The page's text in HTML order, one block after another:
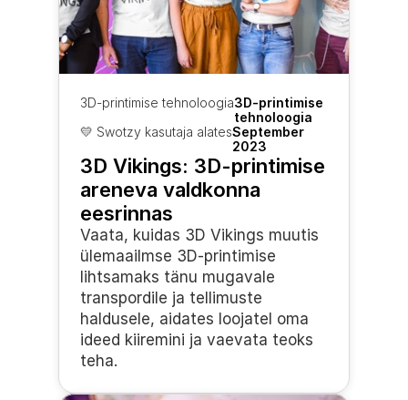
3D-printimise tehnoloogia3D-printimise
tehnoloogia
💛 Swotzy kasutaja alatesSeptember
2023
3D Vikings: 3D-printimise
areneva valdkonna
eesrinnas
Vaata, kuidas 3D Vikings muutis
ülemaailmse 3D-printimise
lihtsamaks tänu mugavale
transpordile ja tellimuste
haldusele, aidates loojatel oma
ideed kiiremini ja vaevata teoks
teha.